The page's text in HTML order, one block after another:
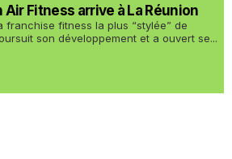
Air Fitness arrive à La Réunion
franchise fitness la plus “stylée” de
son développement et a ouvert se...